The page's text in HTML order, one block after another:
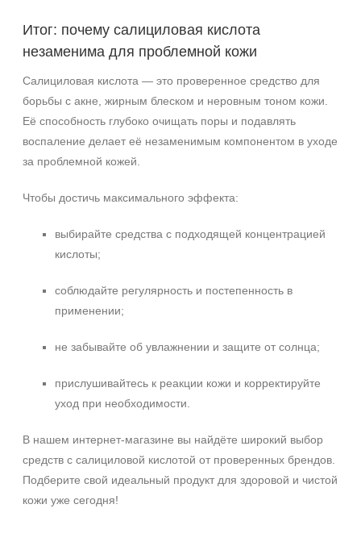
Итог: почему салициловая кислота
незаменима для проблемной кожи
Салициловая кислота — это проверенное средство для
борьбы с акне, жирным блеском и неровным тоном кожи.
Её способность глубоко очищать поры и подавлять
воспаление делает её незаменимым компонентом в уходе
за проблемной кожей.
Чтобы достичь максимального эффекта:
выбирайте средства с подходящей концентрацией
кислоты;
соблюдайте регулярность и постепенность в
применении;
не забывайте об увлажнении и защите от солнца;
прислушивайтесь к реакции кожи и корректируйте
уход при необходимости.
В нашем интернет‑магазине вы найдёте широкий выбор
средств с салициловой кислотой от проверенных брендов.
Подберите свой идеальный продукт для здоровой и чистой
кожи уже сегодня!